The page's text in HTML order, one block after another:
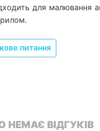
для малювання
питання
ВІДГУКІВ